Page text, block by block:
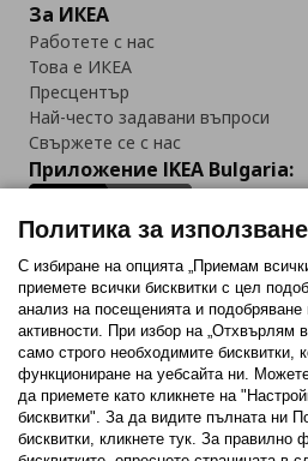
За ИКЕА
Работете с нас
Това е ИКЕА
Пресцентър
Най-често задавани въпроси
Свържете се с нас
Приложение IKEA Bulgaria:
Последвайте ни:
FacebookTwitterYoutubePinterest
Политика за
С избиране на опцията „Приемам
приемете всички бисквитки с цел
анализ на посещенията и подобряване
активности. При избор на „Отхвърлям
само строго необходимитe бисквитки,
функциониране на уебсайта ни.
да приемете като кликнете на
бисквитки". За да видите пълната ни
бисквитки, кликнете тук. За правилно